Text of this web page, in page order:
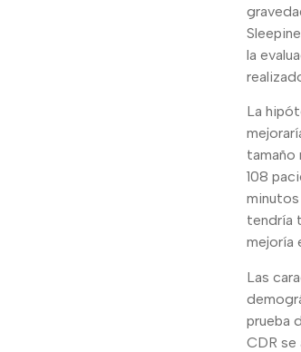
la
La
tamaño
108
tendría
mejoría
Las
prueba
CDR se